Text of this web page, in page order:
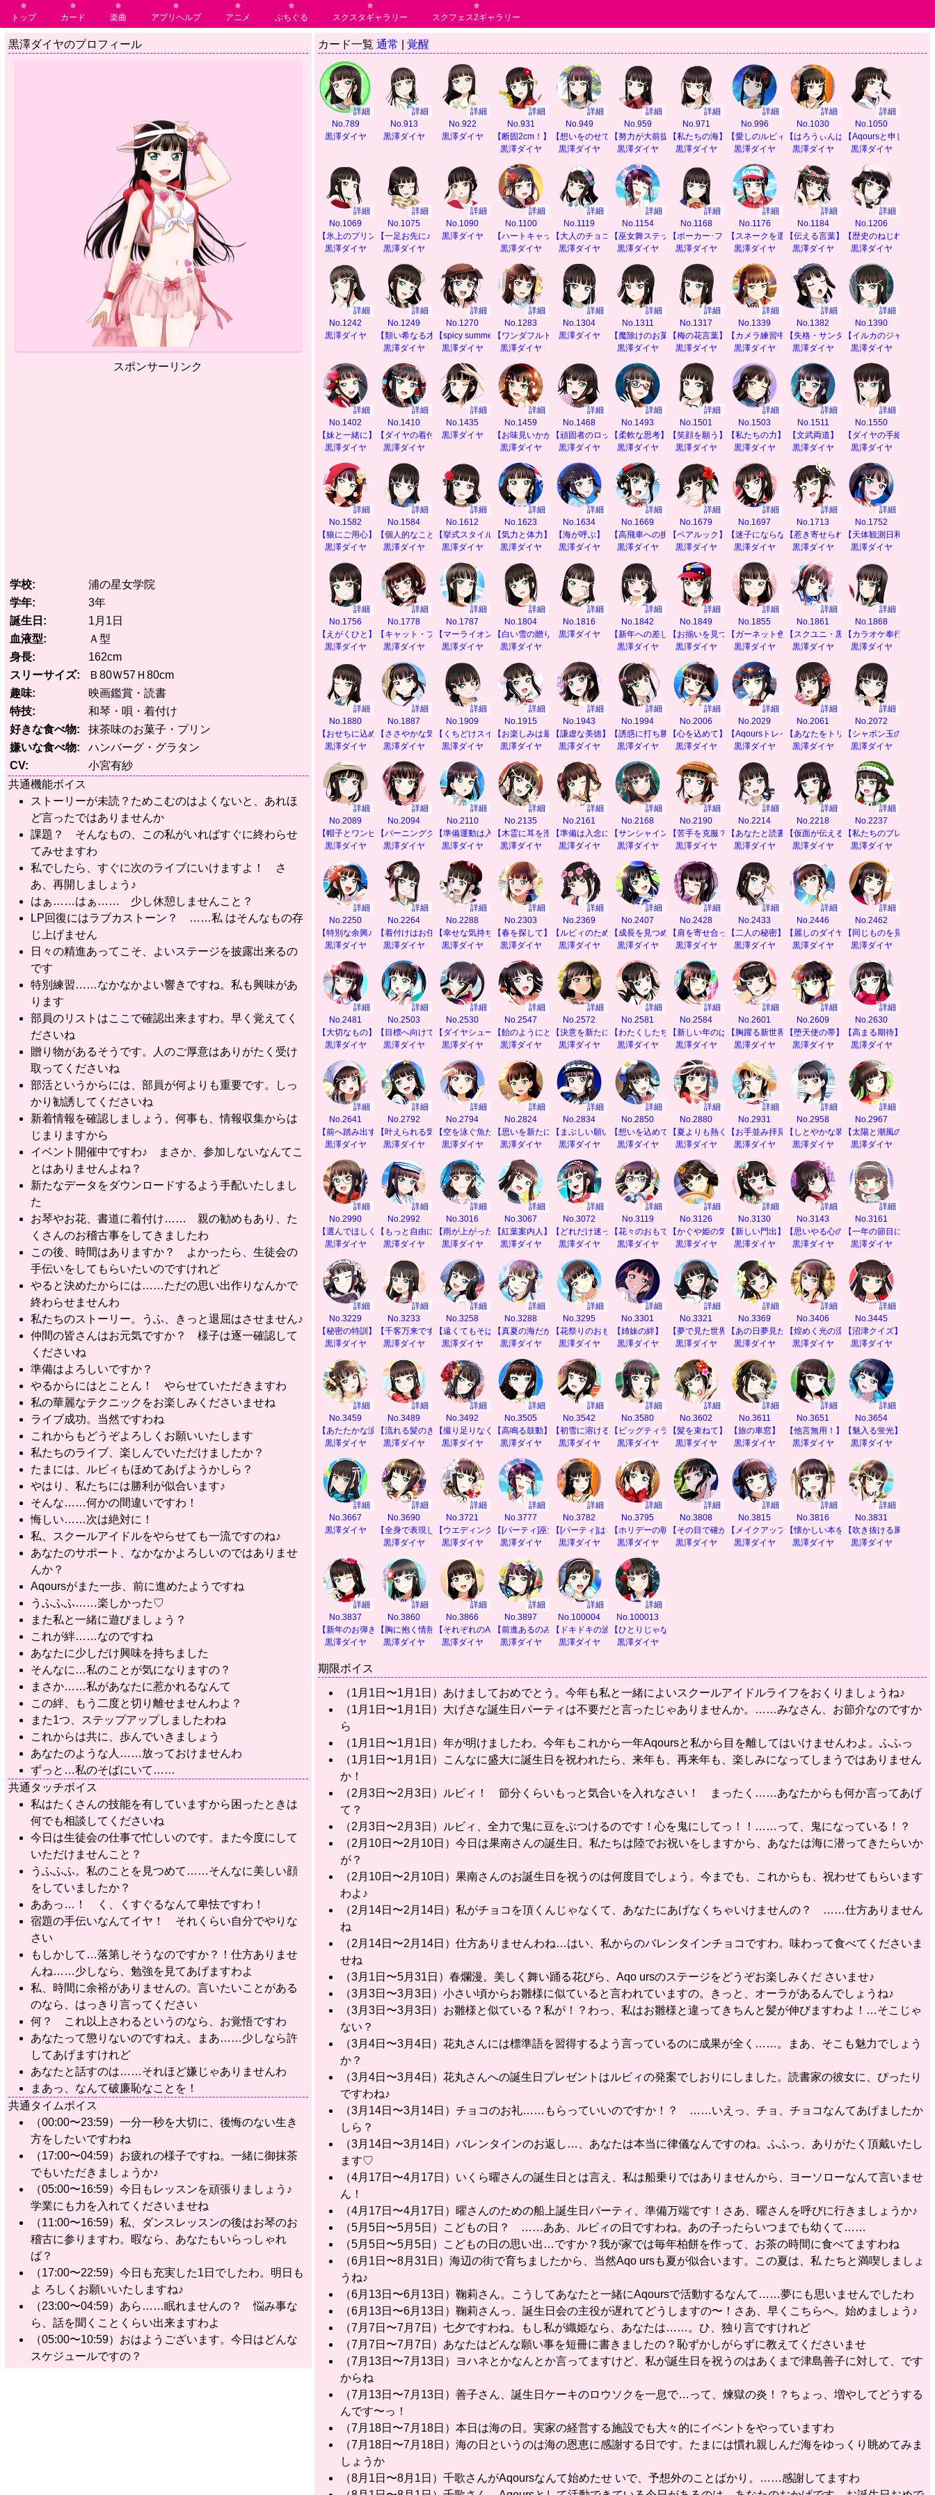
トップ カード 楽曲 アプリヘルプ アニメ ぷちぐる スクスタギャラリー スクフェス2ギャラリー
黒澤ダイヤのプロフィール
スポンサーリンク
学校
浦の星女学院
学年
3年
誕生日
1月1日
血液型
Ａ型
身長
162cm
スリーサイズ
Ｂ80Ｗ57Ｈ80cm
趣味
映画鑑賞・読書
特技
和琴・唄・着付け
好きな食べ物
抹茶味のお菓子・プリン
嫌いな食べ物
ハンバーグ・グラタン
CV
小宮有紗
共通機能ボイス
ストーリーが未読？ためこむのはよくないと、あれほ
ど言ったではありませんか
課題？ そんなもの、この私がいればすぐに終わらせ
てみせますわ
私でしたら、すぐに次のライブにいけますよ！ さ
あ、再開しましょう♪
はぁ……はぁ…… 少し休憩しませんこと？
LP回復にはラブカストーン？ ……私 はそんなもの存
じ上げません
日々の精進あってこそ、よいステージを披露出来るの
です
特別練習……なかなかよい響きですね。私も興味があ
ります
部員のリストはここで確認出来ますわ。早く覚えてく
ださいね
贈り物があるそうです。人のご厚意はありがたく受け
取ってくださいね
部活というからには、部員が何よりも重要です。しっ
かり勧誘してくださいね
新着情報を確認しましょう。何事も、情報収集からは
じまりますから
イベント開催中ですわ♪ まさか、参加しないなんてこ
とはありませんよね？
新たなデータをダウンロードするよう手配いたしまし
た
お琴やお花、書道に着付け…… 親の勧めもあり、た
くさんのお稽古事をしてきましたわ
この後、時間はありますか？ よかったら、生徒会の
手伝いをしてもらいたいのですけれど
やると決めたからには……ただの思い出作りなんかで
終わらせませんわ
私たちのストーリー。うふ、きっと退屈はさせません♪
仲間の皆さんはお元気ですか？ 様子は逐一確認して
くださいね
準備はよろしいですか？
やるからにはとことん！ やらせていただきますわ
私の華麗なテクニックをお楽しみくださいませね
ライブ成功。当然ですわね
これからもどうぞよろしくお願いいたします
私たちのライブ、楽しんでいただけましたか？
たまには、ルビィもほめてあげようかしら？
やはり、私たちには勝利が似合います♪
そんな……何かの間違いですわ！
悔しい……次は絶対に！
私、スクールアイドルをやらせても一流ですのね♪
あなたのサポート、なかなかよろしいのではありませ
んか？
Aqoursがまた一歩、前に進めたようですね
うふふふ……楽しかった♡
また私と一緒に遊びましょう？
これが絆……なのですね
あなたに少しだけ興味を持ちました
そんなに…私のことが気になりますの？
まさか……私があなたに惹かれるなんて
この絆、もう二度と切り離せませんわよ？
また1つ、ステップアップしましたわね
これからは共に、歩んでいきましょう
あなたのような人……放っておけませんわ
ずっと…私のそばにいて……
共通タッチボイス
私はたくさんの技能を有していますから困ったときは
何でも相談してくださいね
今日は生徒会の仕事で忙しいのです。また今度にして
いただけませんこと？
うふふふ。私のことを見つめて……そんなに美しい顔
をしていましたか？
ああっ…！ く、くすぐるなんて卑怯ですわ！
宿題の手伝いなんてイヤ！ それくらい自分でやりな
さい
もしかして…落第しそうなのですか？！仕方ありませ
んね……少しなら、勉強を見てあげますわよ
私、時間に余裕がありませんの。言いたいことがある
のなら、はっきり言ってください
何？ これ以上さわるというのなら、お覚悟ですわ
あなたって懲りないのですねえ。まあ……少しなら許
してあげますけれど
あなたと話すのは……それほど嫌じゃありませんわ
まあっ、なんて破廉恥なことを！
共通タイムボイス
（00:00〜23:59）一分一秒を大切に、後悔のない生き
方をしたいですわね
（17:00〜04:59）お疲れの様子ですね。一緒に御抹茶
でもいただきましょうか♪
（05:00〜16:59）今日もレッスンを頑張りましょう♪
学業にも力を入れてくださいませね
（11:00〜16:59）私、ダンスレッスンの後はお琴のお
稽古に参りますわ。暇なら、あなたもいらっしゃれ
ば？
（17:00〜22:59）今日も充実した1日でしたわ。明日も
よ ろしくお願いいたしますね♪
（23:00〜04:59）あら……眠れませんの？ 悩み事な
ら、話を聞くことくらい出来ますわよ
（05:00〜10:59）おはようございます。今日はどんな
スケジュールですの？
カード一覧 通常 覚醒
詳細
No.789
黒澤ダイヤ
詳細
No.913
黒澤ダイヤ
詳細
No.922
黒澤ダイヤ
詳細
No.931
【断固2cm！】
黒澤ダイヤ
詳細
No.949
【想いをのせて】
黒澤ダイヤ
詳細
No.959
【努力が大前提】
黒澤ダイヤ
詳細
No.971
【私たちの海】
黒澤ダイヤ
詳細
No.996
【愛しのルビィ】
黒澤ダイヤ
詳細
No.1030
【はろうぃんぱーてぃ】
黒澤ダイヤ
詳細
No.1050
【Aqoursと申しますわ
黒澤ダイヤ
詳細
No.1069
【氷上のプリンセス】
黒澤ダイヤ
詳細
No.1075
【一足お先に♪】
黒澤ダイヤ
詳細
No.1090
黒澤ダイヤ
詳細
No.1100
【ハートキャッチ♪】
黒澤ダイヤ
詳細
No.1119
【大人のチョコレート】
黒澤ダイヤ
詳細
No.1154
【巫女舞ステップ】
黒澤ダイヤ
詳細
No.1168
【ポーカー･フェイス】
黒澤ダイヤ
詳細
No.1176
【スネークを選んだ理由】
黒澤ダイヤ
詳細
No.1184
【伝える言葉】
黒澤ダイヤ
詳細
No.1206
【歴史のねじれ】
黒澤ダイヤ
詳細
No.1242
黒澤ダイヤ
詳細
No.1249
【類い希なる才能】
黒澤ダイヤ
詳細
No.1270
【spicy summer】
黒澤ダイヤ
詳細
No.1283
【ワンダフルドリーム】
黒澤ダイヤ
詳細
No.1304
黒澤ダイヤ
詳細
No.1311
【魔除けのお菓子】
黒澤ダイヤ
詳細
No.1317
【梅の花言葉】
黒澤ダイヤ
詳細
No.1339
【カメラ練習中】
黒澤ダイヤ
詳細
No.1382
【失格・サンタクロース】
黒澤ダイヤ
詳細
No.1390
【イルカのジャンプ】
黒澤ダイヤ
詳細
No.1402
【妹と一緒に】
黒澤ダイヤ
詳細
No.1410
【ダイヤの着付け教室】
黒澤ダイヤ
詳細
No.1435
黒澤ダイヤ
詳細
No.1459
【お味見いかが？】
黒澤ダイヤ
詳細
No.1468
【頑固者のロック】
黒澤ダイヤ
詳細
No.1493
【柔軟な思考】
黒澤ダイヤ
詳細
No.1501
【笑顔を願う】
黒澤ダイヤ
詳細
No.1503
【私たちの力】
黒澤ダイヤ
詳細
No.1511
【文武両道】
黒澤ダイヤ
詳細
No.1550
【ダイヤの手紙指南】
黒澤ダイヤ
詳細
No.1582
【狼にご用心】
黒澤ダイヤ
詳細
No.1584
【個人的なこと】
黒澤ダイヤ
詳細
No.1612
【挙式スタイル】
黒澤ダイヤ
詳細
No.1623
【気力と体力】
黒澤ダイヤ
詳細
No.1634
【海が呼ぶ】
黒澤ダイヤ
詳細
No.1669
【高飛車への挑戦】
黒澤ダイヤ
詳細
No.1679
【ペアルック】
黒澤ダイヤ
詳細
No.1697
【迷子にならないように】
黒澤ダイヤ
詳細
No.1713
【惹き寄せられる秘密】
黒澤ダイヤ
詳細
No.1752
【天体観測日和】
黒澤ダイヤ
詳細
No.1756
【えがくひと】
黒澤ダイヤ
詳細
No.1778
【キャット・プリティ】
黒澤ダイヤ
詳細
No.1787
【マーライオンへの道】
黒澤ダイヤ
詳細
No.1804
【白い雪の贈り物】
黒澤ダイヤ
詳細
No.1816
黒澤ダイヤ
詳細
No.1842
【新年への差し入れ】
黒澤ダイヤ
詳細
No.1849
【お揃いを見つけて】
黒澤ダイヤ
詳細
No.1855
【ガーネット色のドレス】
黒澤ダイヤ
詳細
No.1861
【スクユニ・黒澤ダイヤ】
黒澤ダイヤ
詳細
No.1868
【カラオケ奉行】
黒澤ダイヤ
詳細
No.1880
【おせちに込めた願い】
黒澤ダイヤ
詳細
No.1887
【ささやかな気遣い】
黒澤ダイヤ
詳細
No.1909
【くちどけスイート】
黒澤ダイヤ
詳細
No.1915
【お楽しみは最後に】
黒澤ダイヤ
詳細
No.1943
【謙虚な美徳】
黒澤ダイヤ
詳細
No.1994
【誘惑に打ち勝て！】
黒澤ダイヤ
詳細
No.2006
【心を込めて】
黒澤ダイヤ
詳細
No.2029
【Aqoursトレイン】
黒澤ダイヤ
詳細
No.2061
【あなたをトリコに】
黒澤ダイヤ
詳細
No.2072
【シャボン玉のコツ♪】
黒澤ダイヤ
詳細
No.2089
【帽子とワンピース】
黒澤ダイヤ
詳細
No.2094
【バーニングクイズ】
黒澤ダイヤ
詳細
No.2110
【準備運動は入念に】
黒澤ダイヤ
詳細
No.2135
【木霊に耳を澄ませて】
黒澤ダイヤ
詳細
No.2161
【準備は入念に】
黒澤ダイヤ
詳細
No.2168
【サンシャインを感じて】
黒澤ダイヤ
詳細
No.2190
【苦手を克服？】
黒澤ダイヤ
詳細
No.2214
【あなたと読書】
黒澤ダイヤ
詳細
No.2218
【仮面が伝える思い】
黒澤ダイヤ
詳細
No.2237
【私たちのプレゼント】
黒澤ダイヤ
詳細
No.2250
【特別な余興♪】
黒澤ダイヤ
詳細
No.2264
【着付けはお任せ】
黒澤ダイヤ
詳細
No.2288
【幸せな気持ち】
黒澤ダイヤ
詳細
No.2303
【春を探して】
黒澤ダイヤ
詳細
No.2369
【ルビィのために】
黒澤ダイヤ
詳細
No.2407
【成長を見つめて】
黒澤ダイヤ
詳細
No.2428
【肩を寄せ合って】
黒澤ダイヤ
詳細
No.2433
【二人の秘密】
黒澤ダイヤ
詳細
No.2446
【麗しのダイヤモンド】
黒澤ダイヤ
詳細
No.2462
【同じものを見て感じ
黒澤ダイヤ
詳細
No.2481
【大切なもの】
黒澤ダイヤ
詳細
No.2503
【目標へ向けて前進♪】
黒澤ダイヤ
詳細
No.2530
【ダイヤシュート♡】
黒澤ダイヤ
詳細
No.2547
【飴のようにとろけて】
黒澤ダイヤ
詳細
No.2572
【決意を新たに】
黒澤ダイヤ
詳細
No.2581
【わたくしたちの特等席】
黒澤ダイヤ
詳細
No.2584
【新しい年のはじまりに】
黒澤ダイヤ
詳細
No.2601
【胸躍る新世界】
黒澤ダイヤ
詳細
No.2609
【堕天使の帯】
黒澤ダイヤ
詳細
No.2630
【高まる期待】
黒澤ダイヤ
詳細
No.2641
【前へ踏み出す力】
黒澤ダイヤ
詳細
No.2792
【叶えられる気がして】
黒澤ダイヤ
詳細
No.2794
【空を泳ぐ魚たち】
黒澤ダイヤ
詳細
No.2824
【思いを新たに】
黒澤ダイヤ
詳細
No.2834
【まぶしい願いごと】
黒澤ダイヤ
詳細
No.2850
【想いを込めて】
黒澤ダイヤ
詳細
No.2880
【夏よりも熱く】
黒澤ダイヤ
詳細
No.2931
【お手並み拝見】
黒澤ダイヤ
詳細
No.2958
【しとやかな装い】
黒澤ダイヤ
詳細
No.2967
【太陽と潮風の恵み】
黒澤ダイヤ
詳細
No.2990
【選んでほしくて】
黒澤ダイヤ
詳細
No.2992
【もっと自由に】
黒澤ダイヤ
詳細
No.3016
【雨が上がったら】
黒澤ダイヤ
詳細
No.3067
【紅葉案内人】
黒澤ダイヤ
詳細
No.3072
【どれだけ迷っても】
黒澤ダイヤ
詳細
No.3119
【花々のおもてなし】
黒澤ダイヤ
詳細
No.3126
【かぐや姫の気持ち】
黒澤ダイヤ
詳細
No.3130
【新しい門出】
黒澤ダイヤ
詳細
No.3143
【思いやる心の絆】
黒澤ダイヤ
詳細
No.3161
【一年の節目に】
黒澤ダイヤ
詳細
No.3229
【秘密の特訓】
黒澤ダイヤ
詳細
No.3233
【千客万来ですわ】
黒澤ダイヤ
詳細
No.3258
【遠くてもそばに】
黒澤ダイヤ
詳細
No.3288
【真夏の海だから】
黒澤ダイヤ
詳細
No.3295
【花祭りのおもてなし】
黒澤ダイヤ
詳細
No.3301
【姉妹の絆】
黒澤ダイヤ
詳細
No.3321
【夢で見た世界】
黒澤ダイヤ
詳細
No.3369
【あの日夢見たもの】
黒澤ダイヤ
詳細
No.3406
【煌めく光の流れ】
黒澤ダイヤ
詳細
No.3445
【沼津クイズ】
黒澤ダイヤ
詳細
No.3459
【あたたかな涙】
黒澤ダイヤ
詳細
No.3489
【流れる髪のきらめき】
黒澤ダイヤ
詳細
No.3492
【撮り足りなくて】
黒澤ダイヤ
詳細
No.3505
【高鳴る鼓動】
黒澤ダイヤ
詳細
No.3542
【初雪に溶ける思い】
黒澤ダイヤ
詳細
No.3580
【ビッグティラミス】
黒澤ダイヤ
詳細
No.3602
【髪を束ねて】
黒澤ダイヤ
詳細
No.3611
【旅の車窓】
黒澤ダイヤ
詳細
No.3651
【他言無用！】
黒澤ダイヤ
詳細
No.3654
【魅入る蛍光】
黒澤ダイヤ
詳細
No.3667
黒澤ダイヤ
詳細
No.3690
【全身で表現したいから】
黒澤ダイヤ
詳細
No.3721
【ウエディングの夢】
黒澤ダイヤ
詳細
No.3777
【[パーティ]巫女舞ステップ】
黒澤ダイヤ
詳細
No.3782
【[パーティ]はろうぃんぱーてぃ】
黒澤ダイヤ
詳細
No.3795
【ホリデーの朝】
黒澤ダイヤ
詳細
No.3808
【その目で確かめて】
黒澤ダイヤ
詳細
No.3815
【メイクアップルビィ】
黒澤ダイヤ
詳細
No.3816
【懐かしい本を】
黒澤ダイヤ
詳細
No.3831
【吹き抜ける風の香り】
黒澤ダイヤ
詳細
No.3837
【新年のお弾き初め】
黒澤ダイヤ
詳細
No.3860
【胸に抱く情熱の色】
黒澤ダイヤ
詳細
No.3866
【それぞれのAqours】
黒澤ダイヤ
詳細
No.3897
【前進あるのみ！】
黒澤ダイヤ
詳細
No.100004
【ドキドキの波に乗って】
黒澤ダイヤ
詳細
No.100013
【ひとりじゃないから】
黒澤ダイヤ
期限ボイス
（1月1日〜1月1日）あけましておめでとう。今年も私と一緒によいスクールアイドルライフをおくりましょうね♪
（1月1日〜1月1日）大げさな誕生日パーティは不要だと言ったじゃありませんか。……みなさん、お節介なのですか
ら
（1月1日〜1月1日）年が明けましたわ。今年もこれから一年Aqoursと私から目を離してはいけませんわよ。ふふっ
（1月1日〜1月1日）こんなに盛大に誕生日を祝われたら、来年も、再来年も、楽しみになってしまうではありません
か！
（2月3日〜2月3日）ルビィ！ 節分くらいもっと気合いを入れなさい！ まったく……あなたからも何か言ってあげ
て？
（2月3日〜2月3日）ルビィ、全力で鬼に豆をぶつけるのです！心を鬼にしてっ！！……って、鬼になっている！？
（2月10日〜2月10日）今日は果南さんの誕生日。私たちは陸でお祝いをしますから、あなたは海に潜ってきたらいか
が？
（2月10日〜2月10日）果南さんのお誕生日を祝うのは何度目でしょう。今までも、これからも、祝わせてもらいます
わよ♪
（2月14日〜2月14日）私がチョコを頂くんじゃなくて、あなたにあげなくちゃいけませんの？ ……仕方ありません
ね
（2月14日〜2月14日）仕方ありませんわね…はい、私からのバレンタインチョコですわ。味わって食べてくださいま
せね
（3月1日〜5月31日）春爛漫。美しく舞い踊る花びら、Aqo ursのステージをどうぞお楽しみくだ さいませ♪
（3月3日〜3月3日）小さい頃からお雛様に似ていると言われていますの。きっと、オーラがあるんでしょうね♪
（3月3日〜3月3日）お雛様と似ている？私が！？わっ、私はお雛様と違ってきちんと髪が伸びますわよ！…そこじゃ
ない？
（3月4日〜3月4日）花丸さんには標準語を習得するよう言っているのに成果が全く……。まあ、そこも魅力でしょう
か？
（3月4日〜3月4日）花丸さんへの誕生日プレゼントはルビィの発案でしおりにしました。読書家の彼女に、ぴったり
ですわね♪
（3月14日〜3月14日）チョコのお礼……もらっていいのですか！？ ……いえっ、チョ、チョコなんてあげましたか
しら？
（3月14日〜3月14日）バレンタインのお返し…、あなたは本当に律儀なんですのね。ふふっ、ありがたく頂戴いたし
ます♡
（4月17日〜4月17日）いくら曜さんの誕生日とは言え、私は船乗りではありませんから、ヨーソローなんて言いませ
ん！
（4月17日〜4月17日）曜さんのための船上誕生日パーティ、準備万端です！さあ、曜さんを呼びに行きましょうか♪
（5月5日〜5月5日）こどもの日？ ……ああ、ルビィの日ですわね。あの子ったらいつまでも幼くて……
（5月5日〜5月5日）こどもの日の思い出…ですか？我が家では毎年柏餅を作って、お茶の時間に食べてますわね
（6月1日〜8月31日）海辺の街で育ちましたから、当然Aqo ursも夏が似合います。この夏は、私 たちと満喫しましょ
うね♪
（6月13日〜6月13日）鞠莉さん。こうしてあなたと一緒にAqoursで活動するなんて……夢にも思いませんでしたわ
（6月13日〜6月13日）鞠莉さんっ、誕生日会の主役が遅れてどうしますの〜！さあ、早くこちらへ。始めましょう♪
（7月7日〜7月7日）七夕ですわね。もし私が織姫なら、あなたは……。ひ、独り言ですけれど
（7月7日〜7月7日）あなたはどんな願い事を短冊に書きましたの？恥ずかしがらずに教えてくださいませ
（7月13日〜7月13日）ヨハネとかなんとか言ってますけど、私が誕生日を祝うのはあくまで津島善子に対して、です
からね
（7月13日〜7月13日）善子さん、誕生日ケーキのロウソクを一息で…って、煉獄の炎！？ちょっ、増やしてどうする
んです〜っ！
（7月18日〜7月18日）本日は海の日。実家の経営する施設でも大々的にイベントをやっていますわ
（7月18日〜7月18日）海の日というのは海の恩恵に感謝する日です。たまには慣れ親しんだ海をゆっくり眺めてみま
しょうか
（8月1日〜8月1日）千歌さんがAqoursなんて始めたせ いで、予想外のことばかり。……感謝してますわ